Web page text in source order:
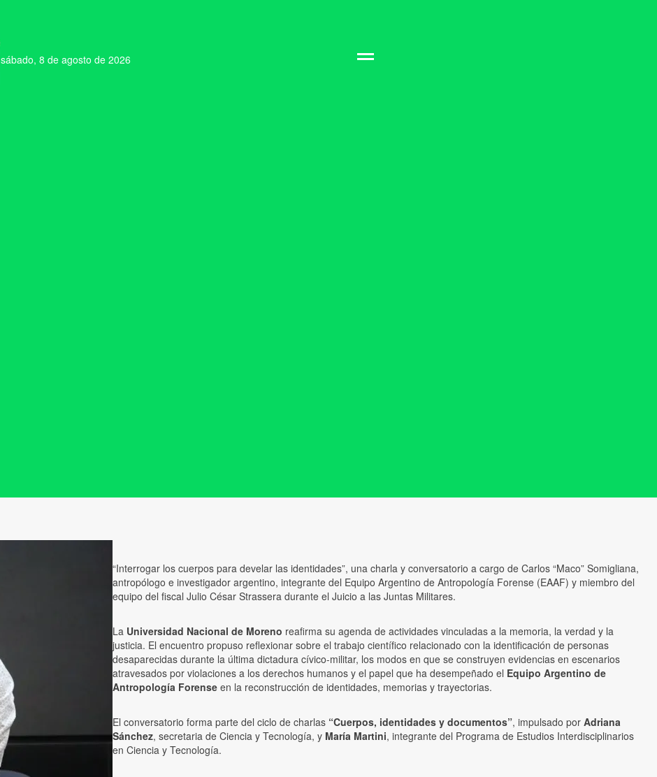
sábado, 8 de agosto de 2026
“Interrogar los cuerpos para develar las identidades”, una charla y conversatorio a cargo de Carlos “Maco” Somigliana,
antropólogo e investigador argentino, integrante del Equipo Argentino de Antropología Forense (EAAF) y miembro del
equipo del fiscal Julio César Strassera durante el Juicio a las Juntas Militares.
La Universidad Nacional de Moreno reafirma su agenda de actividades vinculadas a la memoria, la verdad y la
justicia. El encuentro propuso reflexionar sobre el trabajo científico relacionado con la identificación de personas
desaparecidas durante la última dictadura cívico-militar, los modos en que se construyen evidencias en escenarios
atravesados por violaciones a los derechos humanos y el papel que ha desempeñado el Equipo Argentino de
Antropología Forense en la reconstrucción de identidades, memorias y trayectorias.
El conversatorio forma parte del ciclo de charlas “Cuerpos, identidades y documentos”, impulsado por Adriana
Sánchez, secretaria de Ciencia y Tecnología, y María Martini, integrante del Programa de Estudios Interdisciplinarios
en Ciencia y Tecnología.